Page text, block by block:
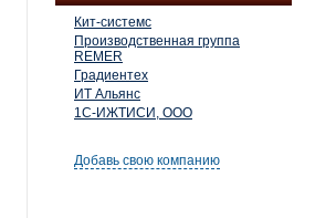
Кит-системс
Производственная группа
REMER
Градиентех
ИТ Альянс
1С-ИЖТИСИ, ООО
Добавь свою компанию